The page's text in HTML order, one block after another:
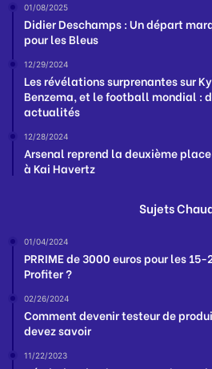
01/08/2025
Didier Deschamps : Un départ
pour les Bleus
12/29/2024
Les révélations surprenantes sur
Benzema, et le football mondial :
actualités
12/28/2024
Arsenal reprend la deuxième
à Kai Havertz
Sujets
01/04/2024
PRRIME de 3000 euros pour les
Profiter ?
02/26/2024
Comment devenir testeur de
devez savoir
11/22/2023